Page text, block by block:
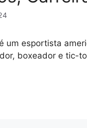
um esportista
boxeador e tic-